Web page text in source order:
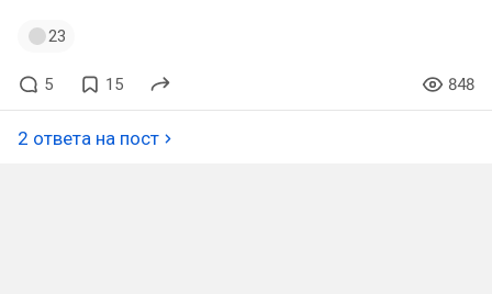
23
5 15 848
2 ответа на пост